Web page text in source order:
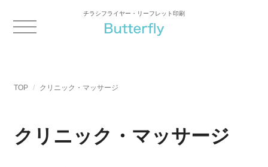
チラシフライヤー・リーフレット印刷
TOP クリニック・マッサージ
クリニック・マッサージ